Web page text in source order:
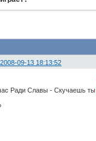
2008-09-13 18:13:52
Ради Славы - Скучаешь ты